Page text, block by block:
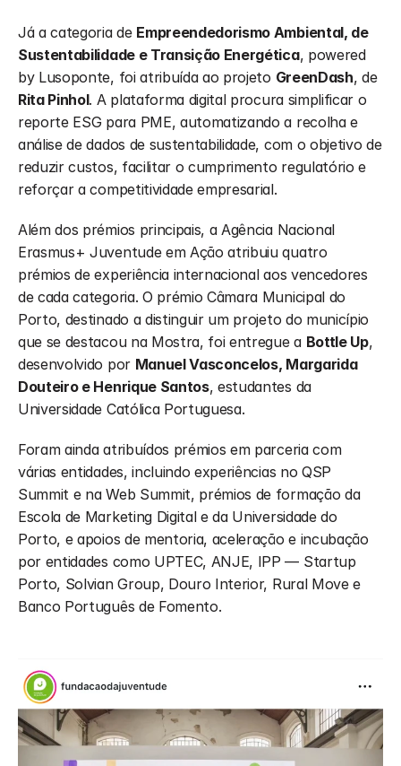
Já a categoria de Empreendedorismo Ambiental, de
Sustentabilidade e Transição Energética, powered
by Lusoponte, foi atribuída ao projeto GreenDash
, de
Rita Pinhol. A plataforma digital procura simplificar o
reporte ESG para PME, automatizando a recolha e
análise de dados de sustentabilidade, com o objetivo de
reduzir custos, facilitar o cumprimento regulatório e
reforçar a competitividade empresarial.
Além dos prémios principais, a Agência Nacional
Erasmus+ Juventude em Ação atribuiu quatro
prémios de experiência internacional aos vencedores
de cada categoria. O prémio Câmara Municipal do
Porto, destinado a distinguir um projeto do município
que se destacou na Mostra, foi entregue a Bottle Up,
desenvolvido por Manuel Vasconcelos, Margarida
Douteiro e Henrique Santos, estudantes da
Universidade Católica Portuguesa.
Foram ainda atribuídos prémios em parceria com
várias entidades, incluindo experiências no QSP
Summit e na Web Summit, prémios de formação da
Escola de Marketing Digital e da Universidade do
Porto, e apoios de mentoria, aceleração e incubação
por entidades como UPTEC, ANJE, IPP — Startup
Porto, Solvian Group, Douro Interior, Rural Move e
Banco Português de Fomento.